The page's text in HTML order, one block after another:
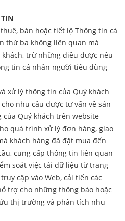
bán hoặc tiết lộ Thông tin cá
thứ ba không liên quan mà
khách, trừ những điều được nêu
tin cá nhân người tiêu dùng
xử lý thông tin của Quý khách
nhu cầu được tư vấn về sản
của Quý khách trên website
quá trình xử lý đơn hàng, giao
khách hàng đã đặt mua đến
cung cấp thông tin liên quan
soát việc tải dữ liệu từ trang
cập vào Web, cải tiến các
trợ cho những thông báo hoặc
thị trường và phân tích nhu